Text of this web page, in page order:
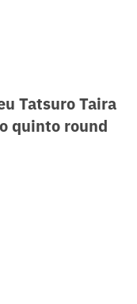
Tatsuro Taira
quinto round